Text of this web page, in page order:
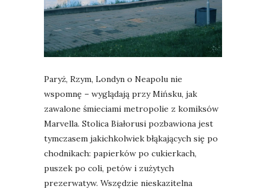
Paryż, Rzym, Londyn o Neapolu nie
wspomnę – wyglądają przy Mińsku, jak
zawalone śmieciami metropolie z komiksów
Marvella. Stolica Białorusi pozbawiona jest
tymczasem jakichkolwiek błąkających się po
chodnikach: papierków po cukierkach,
puszek po coli, petów i zużytych
prezerwatyw. Wszędzie nieskazitelna